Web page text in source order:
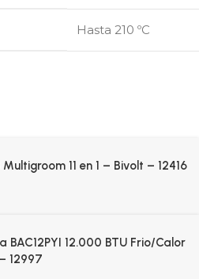
Hasta 210 ºC
11 en 1 – Bivolt – 12416
12.000 BTU Frio/Calor
12997